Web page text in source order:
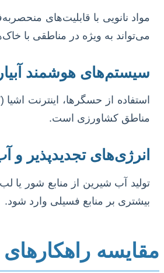
مواد نانویی با قابلیت‌های
می‌تواند به ویژه در مناطقی با
سیستم‌های هوشمند
مناطق کشاورزی است.
انرژی‌های تجدیدپذیر
تولید آب شیرین از منابع شور
بیشتری بر منابع فسیلی وارد شود.
مقایسه